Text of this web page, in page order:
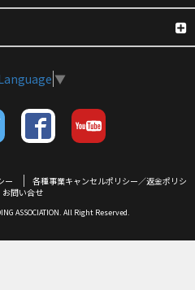
▼
ー
各種事業キャンセルポリシー／返金ポリシ
お問い合せ
ASSOCIATION. All Right Reserved.